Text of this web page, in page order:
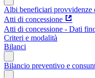
Albi beneficiari provvidenze
Atti di concessione
Atti di concessione - Dati
Criteri e modalità
Bilanci
Bilancio preventivo e